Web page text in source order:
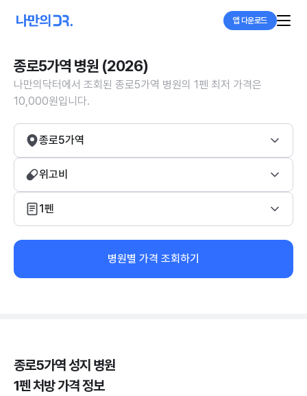
앱 다운로드
종로5가역 병원 (2026)
나만의닥터에서 조회된 종로5가역 병원의 1펜 최저 가격은
10,000원입니다.
종로5가역
위고비
1펜
병원별 가격 조회하기
종로5가역 성지 병원
1펜 처방 가격 정보